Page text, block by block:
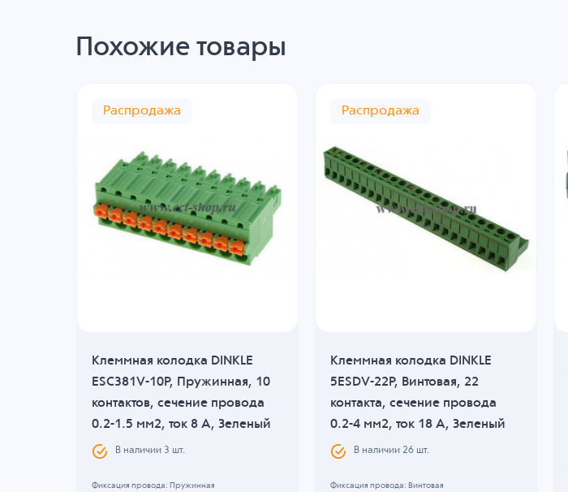
Похожие товары
Распродажа
Клеммная колодка DINKLE
ESC381V-10P, Пружинная, 10
контактов, сечение провода
0.2-1.5 мм2, ток 8 A, Зеленый
В наличии 3 шт.
Фиксация провода: Пружинная
Распродажа
Клеммная колодка DINKLE
5ESDV-22P, Винтовая, 22
контакта, сечение провода
0.2-4 мм2, ток 18 A, Зеленый
В наличии 26шт.
Фиксация провода: Винтовая